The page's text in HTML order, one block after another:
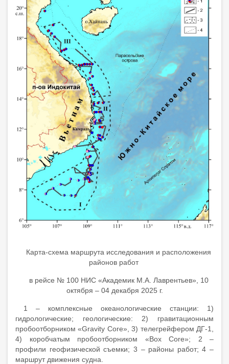
Карта-схема маршрута исследования и расположения
районов работ
в рейсе № 100 НИС «Академик М.А. Лаврентьев», 10
октября – 04 декабря 2025 г.
1 – комплексные океанологические станции: 1)
гидрологические; геологические: 2) гравитационным
пробоотборником «Gravity Core», 3) телегрейфером ДГ-1,
4) коробчатым пробоотборником «Box Core»; 2 –
профили геофизической съемки; 3 – районы работ; 4 –
маршрут движения судна.